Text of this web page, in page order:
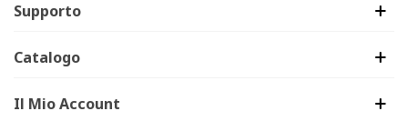
Supporto
Catalogo
Il Mio Account